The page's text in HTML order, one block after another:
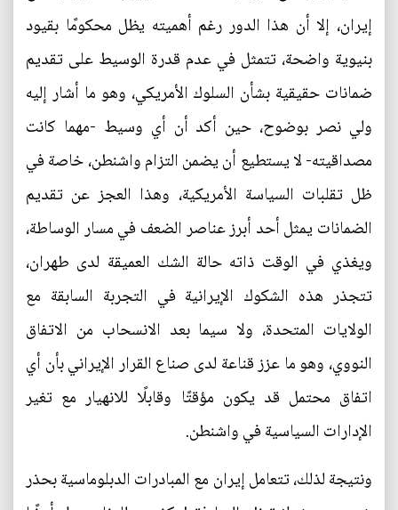
إيران، إلا أن هذا الدور رغم أهميته يظل محكومًا بقيود
بنيوية واضحة، تتمثل في عدم قدرة الوسيط على تقديم
ضمانات حقيقية بشأن السلوك الأمريكي، وهو ما أشار إليه
ولي نصر بوضوح، حين أكد أن أي وسيط -مهما كانت
مصداقيته- لا يستطيع أن يضمن التزام واشنطن، خاصة في
ظل تقلبات السياسة الأمريكية، وهذا العجز عن تقديم
الضمانات يمثل أحد أبرز عناصر الضعف في مسار الوساطة،
ويغذي في الوقت ذاته حالة الشك العميقة لدى طهران،
تتجذر هذه الشكوك الإيرانية في التجربة السابقة مع
الولايات المتحدة، ولا سيما بعد الانسحاب من الاتفاق
النووي، وهو ما عزز قناعة لدى صناع القرار الإيراني بأن أي
اتفاق محتمل قد يكون مؤقتًا وقابلًا للانهيار مع تغير
الإدارات السياسية في واشنطن.
ونتيجة لذلك، تتعامل إيران مع المبادرات الدبلوماسية بحذر